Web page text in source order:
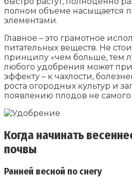
полном объеме насыщается
элементами.
Главное – это грамотное
питательных веществ. Не
принципу «чем больше, тем
любого удобрения может
эффекту – к чахлости,
роста огородных культур и
появлению плодов не самого
Когда начинать
почвы
Ранней весной по снегу